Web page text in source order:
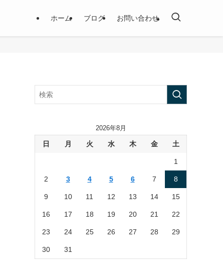
ホーム ブログ お問い合わせ
2026年8月
日 月 火 水 木 金 土
1
2 3 4 5 6 7 8
9 10 11 12 13 14 15
16 17 18 19 20 21 22
23 24 25 26 27 28 29
30 31